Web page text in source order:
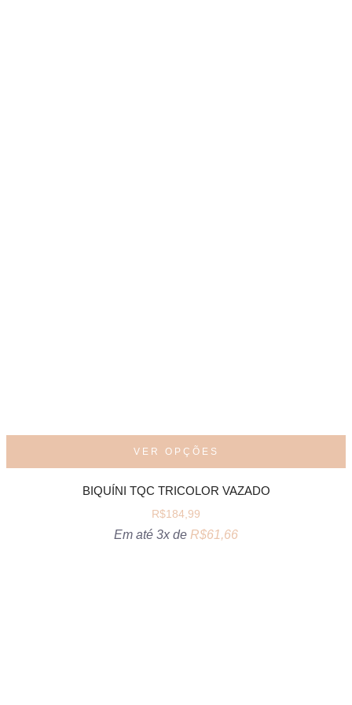
VER OPÇÕES
BIQUÍNI TQC TRICOLOR VAZADO
R$184,99
Em até 3x de R$61,66